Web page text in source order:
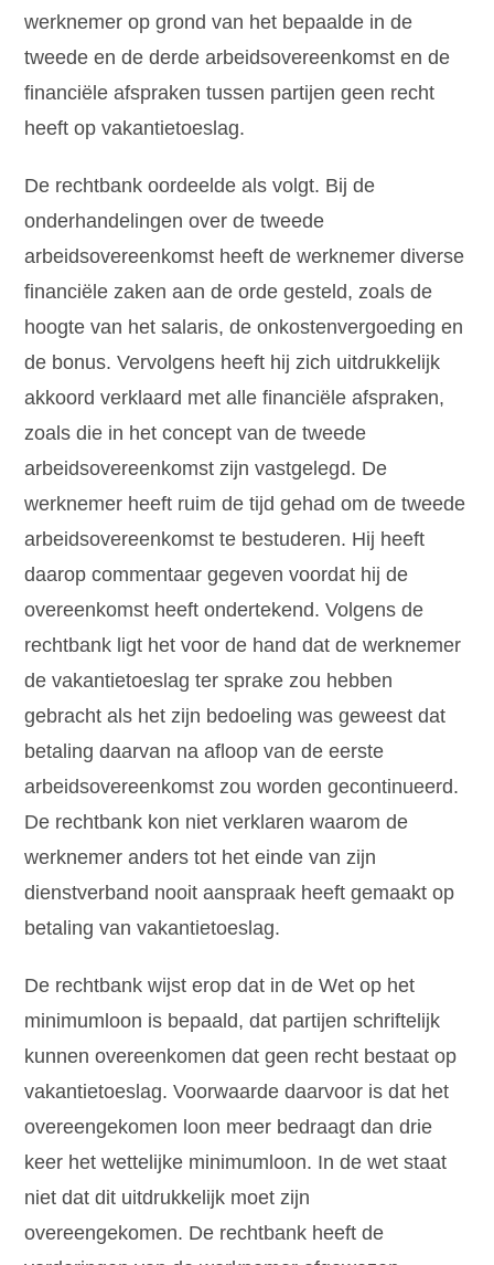
werknemer op grond van het bepaalde in de
tweede en de derde arbeidsovereenkomst en de
financiële afspraken tussen partijen geen recht
heeft op vakantietoeslag.
De rechtbank oordeelde als volgt. Bij de
onderhandelingen over de tweede
arbeidsovereenkomst heeft de werknemer diverse
financiële zaken aan de orde gesteld, zoals de
hoogte van het salaris, de onkostenvergoeding en
de bonus. Vervolgens heeft hij zich uitdrukkelijk
akkoord verklaard met alle financiële afspraken,
zoals die in het concept van de tweede
arbeidsovereenkomst zijn vastgelegd. De
werknemer heeft ruim de tijd gehad om de tweede
arbeidsovereenkomst te bestuderen. Hij heeft
daarop commentaar gegeven voordat hij de
overeenkomst heeft ondertekend. Volgens de
rechtbank ligt het voor de hand dat de werknemer
de vakantietoeslag ter sprake zou hebben
gebracht als het zijn bedoeling was geweest dat
betaling daarvan na afloop van de eerste
arbeidsovereenkomst zou worden gecontinueerd.
De rechtbank kon niet verklaren waarom de
werknemer anders tot het einde van zijn
dienstverband nooit aanspraak heeft gemaakt op
betaling van vakantietoeslag.
De rechtbank wijst erop dat in de Wet op het
minimumloon is bepaald, dat partijen schriftelijk
kunnen overeenkomen dat geen recht bestaat op
vakantietoeslag. Voorwaarde daarvoor is dat het
overeengekomen loon meer bedraagt dan drie
keer het wettelijke minimumloon. In de wet staat
niet dat dit uitdrukkelijk moet zijn
overeengekomen. De rechtbank heeft de